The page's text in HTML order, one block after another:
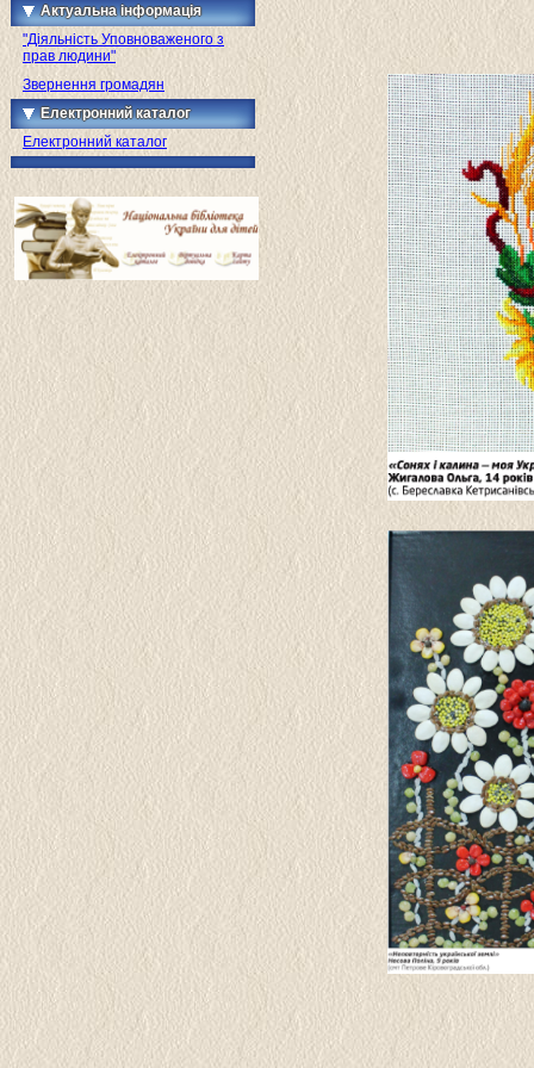
Актуальна інформація
"Діяльність Уповноваженого з
прав людини"
Звернення громадян
Електронний каталог
Електронний каталог